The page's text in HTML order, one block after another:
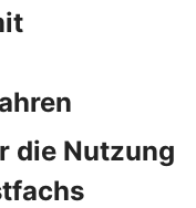
die Nutzung